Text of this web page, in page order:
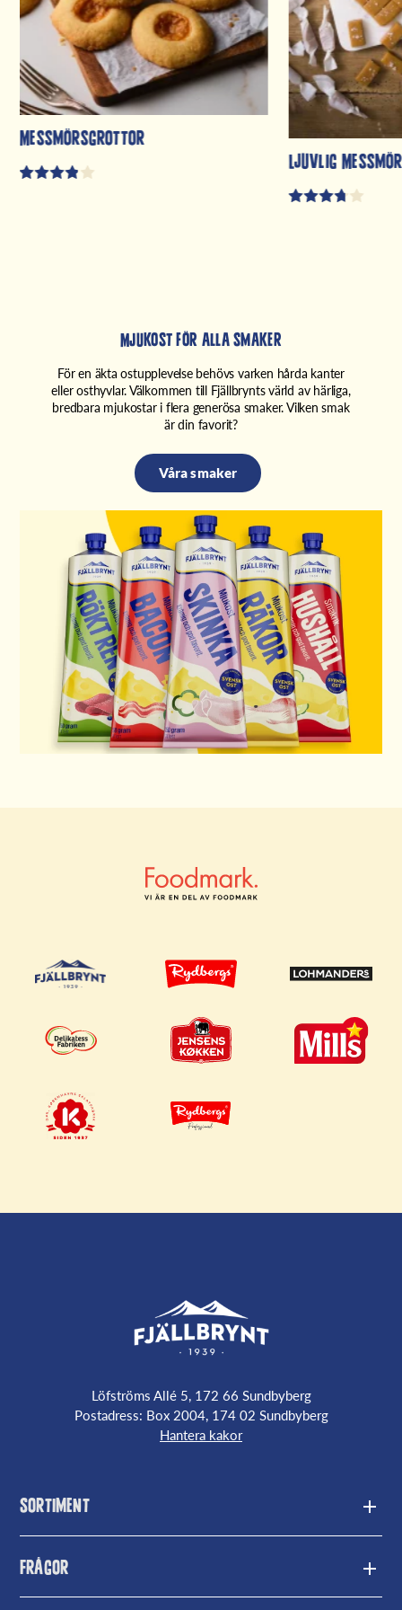
Messmörsgrottor
Ljuvlig
Mjukost för alla smaker
För en äkta ostupplevelse behövs varken hårda kanter
eller osthyvlar. Välkommen till Fjällbrynts värld av härliga,
bredbara mjukostar i flera generösa smaker. Vilken smak
är din favorit?
Våra smaker
Löfströms Allé 5, 172 66 Sundbyberg
Postadress: Box 2004, 174 02 Sundbyberg
Hantera kakor
Sortiment
Messmör
Frågor